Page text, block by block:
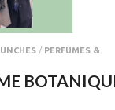
/ PERFUMES &